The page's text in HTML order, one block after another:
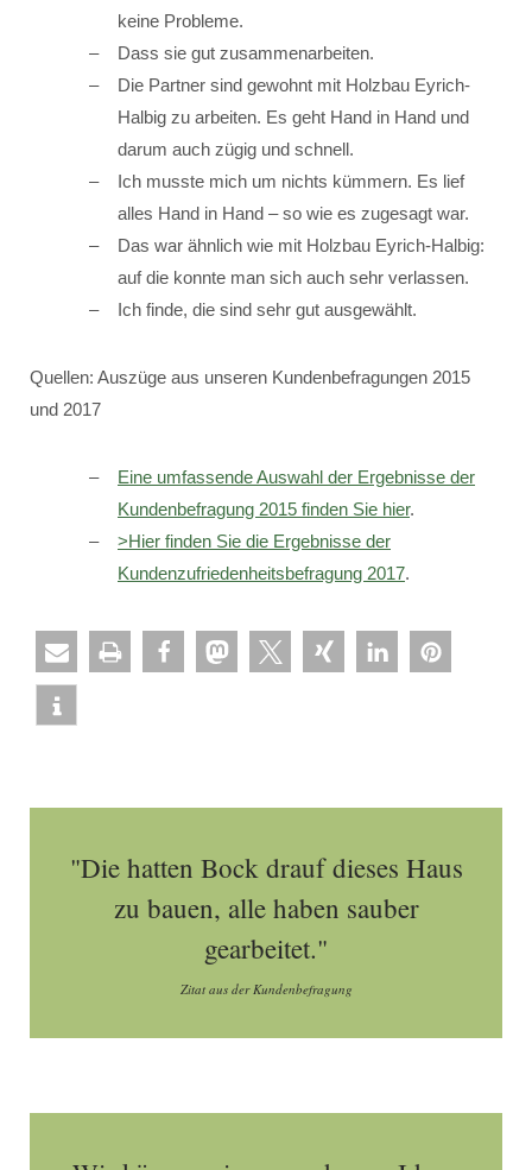
keine Probleme.
Dass sie gut zusammenarbeiten.
Die Partner sind gewohnt mit Holzbau Eyrich-
Halbig zu arbeiten. Es geht Hand in Hand und
darum auch zügig und schnell.
Ich musste mich um nichts kümmern. Es lief
alles Hand in Hand – so wie es zugesagt war.
Das war ähnlich wie mit Holzbau Eyrich-Halbig:
auf die konnte man sich auch sehr verlassen.
Ich finde, die sind sehr gut ausgewählt.
Quellen: Auszüge aus unseren Kundenbefragungen 2015
und 2017
Eine umfassende Auswahl der Ergebnisse der
Kundenbefragung 2015 finden Sie hier.
>Hier finden Sie die Ergebnisse der
Kundenzufriedenheitsbefragung 2017.
"Die hatten Bock drauf dieses Haus
zu bauen, alle haben sauber
gearbeitet."
Zitat aus der Kundenbefragung